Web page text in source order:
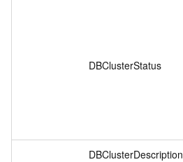
DBClusterStatus
DBClusterDescription